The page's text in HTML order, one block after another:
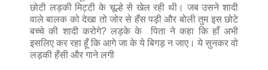
छोटी लड़की मिट्टी के चूल्हे से खेल रही थी। जब उसने शादी
वाले बालक को देखा तो जोर से हँस पड़ी और बोली तुम इस छोटे
बच्चे की शादी करोगे? लड़के के पिता ने कहा कि हाँ अभी
इसलिए कर रहा हूँ कि आगे जा के ये बिगड़ न जाए। ये सुनकर वो
लड़की हँसी और गाने लगी